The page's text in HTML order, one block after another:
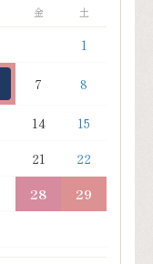
金 土
1
7 8
14
15
21
22
28
29